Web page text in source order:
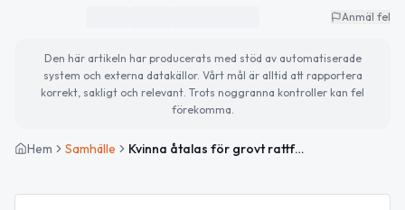
Anmäl fel
Den här artikeln har producerats med stöd av automatiserade
system och externa datakällor. Vårt mål är alltid att rapportera
korrekt, sakligt och relevant. Trots noggranna kontroller kan fel
förekomma.
Hem Samhälle Kvinna åtalas för grovt rattfylleri efter att ha kört in i skola i Tierp